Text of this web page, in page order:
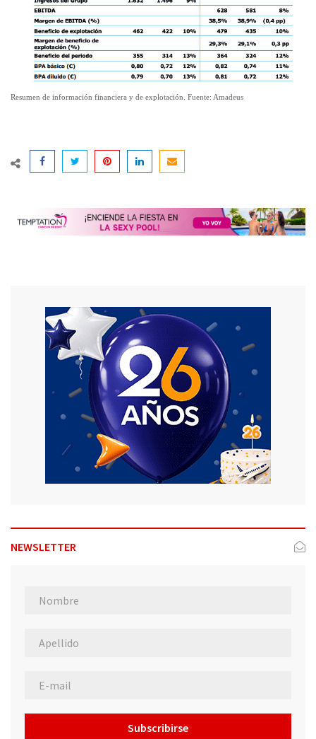
Resumen de información financiera y de explotación. Fuente: Amadeus
NEWSLETTER
Subscribirse